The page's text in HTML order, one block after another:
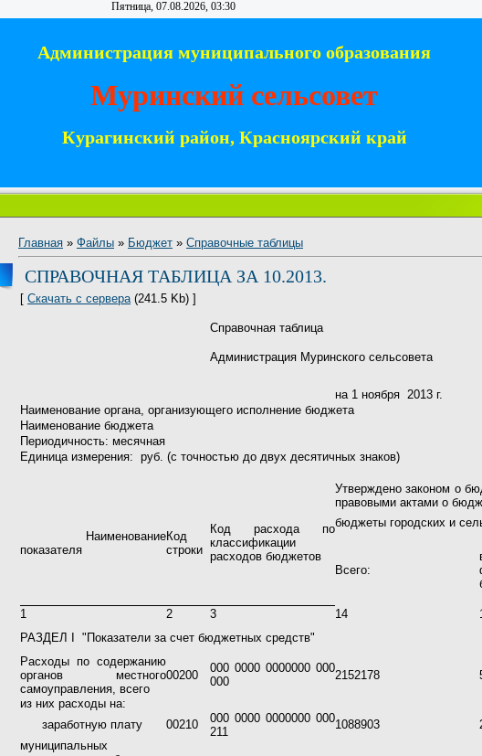
Пятница, 07.08.2026, 03:30
Администрация муниципального образования
Муринский сельсовет
Курагинский район, Красноярский край
Главная » Файлы » Бюджет » Справочные таблицы
СПРАВОЧНАЯ ТАБЛИЦА ЗА 10.2013.
[ Скачать с сервера(241.5 Kb) ]
Справочная таблица
Администрация Муринского сельсовета
на 1 ноября 2013 г.
Наименование органа, организующего исполнение бюджета
Наименование бюджета
Периодичность: месячная
Единица измерения: руб. (с точностью до двух десятичных знаков)
Наименование
показателя
Код
строки
Код расхода по
классификации
расходов бюджетов
Утверждено законом о
правовыми актами о
бюджеты городских и
Всего:
1 2 3 14
РАЗДЕЛ I
"Показатели за счет бюджетных средств"
Расходы по содержанию
органов местного
самоуправления, всего
00200
000 0000 0000000 000
000
2152178
из них расходы на:
заработную плату
00210
000 0000 0000000 000
211
1088903
муниципальных